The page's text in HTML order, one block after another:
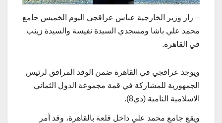
– زار وزير الخارجية عباس عراقجي اليوم الخميس جامع
محمد علي باشا ومسجدي السيدة نفيسة والسيدة زينب
في القاهرة.
ويوجد عراقجي في القاهرة ضمن الوفد المرافق لرئيس
الجمهورية للمشاركة في قمة مجموعة الدول الثماني
الاسلامية النامية (دي8).
ويقع جامع محمد علي داخل قلعة بالقاهرة، وقد أمر